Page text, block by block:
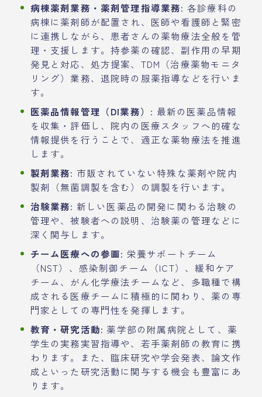
病棟薬剤業務・薬剤管理指導業務: 各診療科の
病棟に薬剤師が配置され、医師や看護師と緊密
に連携しながら、患者さんの薬物療法全般を管
理・支援します。持参薬の確認、副作用の早期
発見と対応、処方提案、TDM（治療薬物モニタ
リング）業務、退院時の服薬指導などを行いま
す。
医薬品情報管理（DI業務）: 最新の医薬品情報
を収集・評価し、院内の医療スタッフへ的確な
情報提供を行うことで、適正な薬物療法を推進
します。
製剤業務: 市販されていない特殊な薬剤や院内
製剤（無菌調製を含む）の調製を行います。
治験業務: 新しい医薬品の開発に関わる治験の
管理や、被験者への説明、治験薬の管理などに
深く関与します。
チーム医療への参画: 栄養サポートチーム
（NST）、感染制御チーム（ICT）、緩和ケア
チーム、がん化学療法チームなど、多職種で構
成される医療チームに積極的に関わり、薬の専
門家としての専門性を発揮します。
教育・研究活動: 薬学部の附属病院として、薬
学生の実務実習指導や、若手薬剤師の教育に携
わります。また、臨床研究や学会発表、論文作
成といった研究活動に関与する機会も豊富にあ
ります。